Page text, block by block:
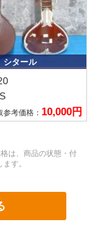
シタール
参考価格： 10,000円
は、商品の状態・付
す。